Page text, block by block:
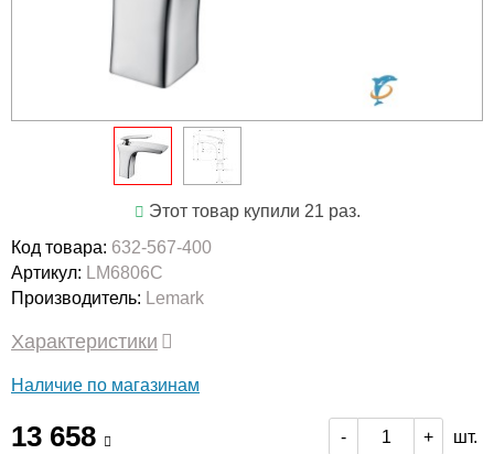
Этот товар купили 21 раз.
Код товара: 632-567-400
Артикул: LM6806C
Производитель: Lemark
Характеристики
Наличие по магазинам
13 658 - + шт.